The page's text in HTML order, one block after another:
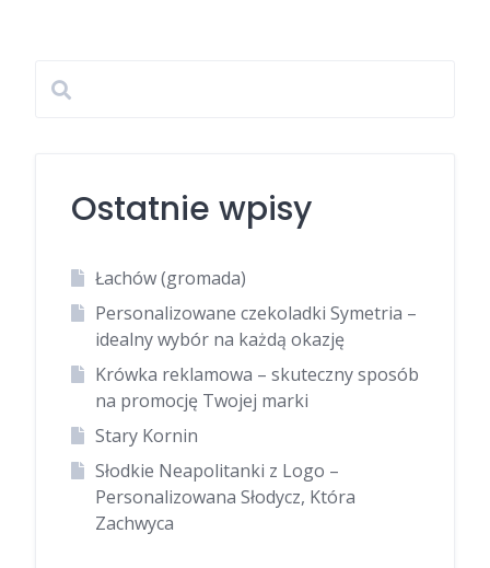
Ostatnie wpisy
Łachów (gromada)
Personalizowane czekoladki Symetria –
idealny wybór na każdą okazję
Krówka reklamowa – skuteczny sposób
na promocję Twojej marki
Stary Kornin
Słodkie Neapolitanki z Logo –
Personalizowana Słodycz, Która
Zachwyca